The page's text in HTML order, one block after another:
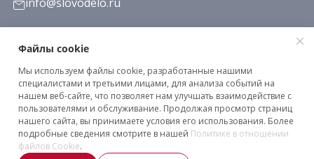
Заказать звонок
Подписаться на рассылку
Клиентское соглашение
Политика конфиденциальности
Файлы cookie
Мы используем файлы cookie, разработанные нашими
специалистами и третьими лицами, для анализа событий на
нашем веб-сайте, что позволяет нам улучшать взаимодействие с
пользователями и обслуживание. Продолжая просмотр страниц
нашего сайта, вы принимаете условия его использования. Более
подробные сведения смотрите в нашей Политике в отношении
файлов Cookie.